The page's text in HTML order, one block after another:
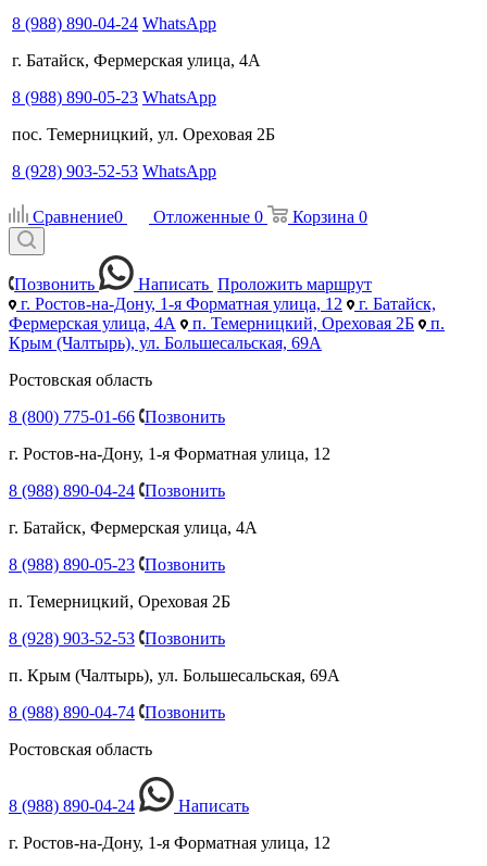
8 (988) 890-04-24 WhatsApp
г. Батайск, Фермерская улица, 4А
8 (988) 890-05-23 WhatsApp
пос. Темерницкий, ул. Ореховая 2Б
8 (928) 903-52-53 WhatsApp
Сравнение0 Отложенные 0 Корзина 0
Позвонить Написать Проложить маршрут
г. Ростов-на-Дону, 1-я Форматная улица, 12
г. Батайск,
Фермерская улица, 4А
п. Темерницкий, Ореховая 2Б
п.
Крым (Чалтырь), ул. Большесальская, 69А
Ростовская область
8 (800) 775-01-66 Позвонить
г. Ростов-на-Дону, 1-я Форматная улица, 12
8 (988) 890-04-24 Позвонить
г. Батайск, Фермерская улица, 4А
8 (988) 890-05-23 Позвонить
п. Темерницкий, Ореховая 2Б
8 (928) 903-52-53 Позвонить
п. Крым (Чалтырь), ул. Большесальская, 69А
8 (988) 890-04-74 Позвонить
Ростовская область
8 (988) 890-04-24
Написать
г. Ростов-на-Дону, 1-я Форматная улица, 12